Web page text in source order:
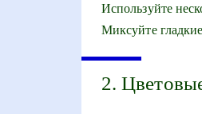
Используйте
Миксуйте
2.